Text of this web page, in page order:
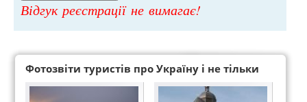
Відгук реєстрації не вимагає!
Фотозвіти туристів про Україну і не тільки